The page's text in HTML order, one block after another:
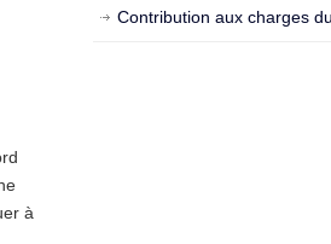
à
Contribution aux charges